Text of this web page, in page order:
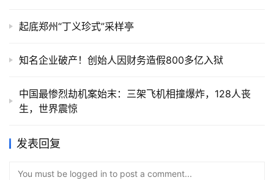
起底郑州“丁义珍式”采样亭
知名企业破产！创始人因财务造假800多亿入狱
中国最惨烈劫机案始末：三架飞机相撞爆炸，128人丧
生，世界震惊
发表回复
You must be logged in to post a comment...